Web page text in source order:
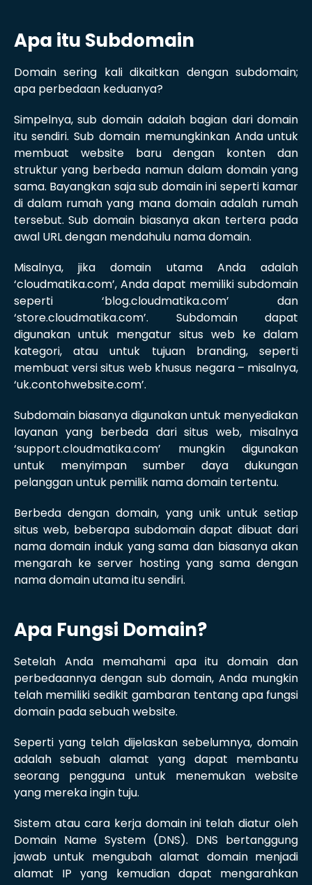
Apa itu Subdomain
Domain sering kali dikaitkan dengan subdomain;
apa perbedaan keduanya?
Simpelnya, sub domain adalah bagian dari domain
itu sendiri. Sub domain memungkinkan Anda untuk
membuat website baru dengan konten dan
struktur yang berbeda namun dalam domain yang
sama. Bayangkan saja sub domain ini seperti kamar
di dalam rumah yang mana domain adalah rumah
tersebut. Sub domain biasanya akan tertera pada
awal URL dengan mendahulu nama domain.
Misalnya, jika domain utama Anda adalah
‘cloudmatika.com’, Anda dapat memiliki subdomain
seperti ‘blog.cloudmatika.com’ dan
‘store.cloudmatika.com’. Subdomain dapat
digunakan untuk mengatur situs web ke dalam
kategori, atau untuk tujuan branding, seperti
membuat versi situs web khusus negara – misalnya,
‘uk.contohwebsite.com’.
Subdomain biasanya digunakan untuk menyediakan
layanan yang berbeda dari situs web, misalnya
‘support.cloudmatika.com’ mungkin digunakan
untuk menyimpan sumber daya dukungan
pelanggan untuk pemilik nama domain tertentu.
Berbeda dengan domain, yang unik untuk setiap
situs web, beberapa subdomain dapat dibuat dari
nama domain induk yang sama dan biasanya akan
mengarah ke server hosting yang sama dengan
nama domain utama itu sendiri.
Apa Fungsi Domain?
Setelah Anda memahami apa itu domain dan
perbedaannya dengan sub domain, Anda mungkin
telah memiliki sedikit gambaran tentang apa fungsi
domain pada sebuah website.
Seperti yang telah dijelaskan sebelumnya, domain
adalah sebuah alamat yang dapat membantu
seorang pengguna untuk menemukan website
yang mereka ingin tuju.
Sistem atau cara kerja domain ini telah diatur oleh
Domain Name System (DNS). DNS bertanggung
jawab untuk mengubah alamat domain menjadi
alamat IP yang kemudian dapat mengarahkan